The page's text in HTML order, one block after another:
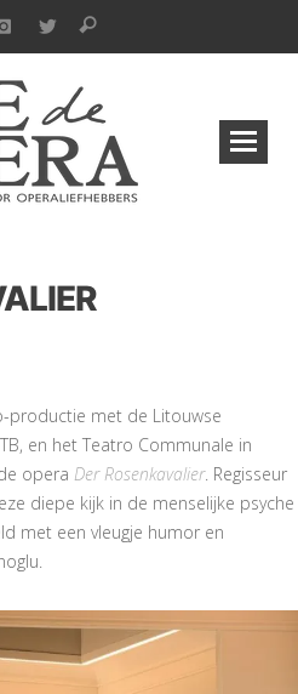
productie met de Litouwse
en het Teatro Communale in
opera Der Rosenkavalier. Regisseur
diepe kijk in de menselijke psyche
met een vleugje humor en